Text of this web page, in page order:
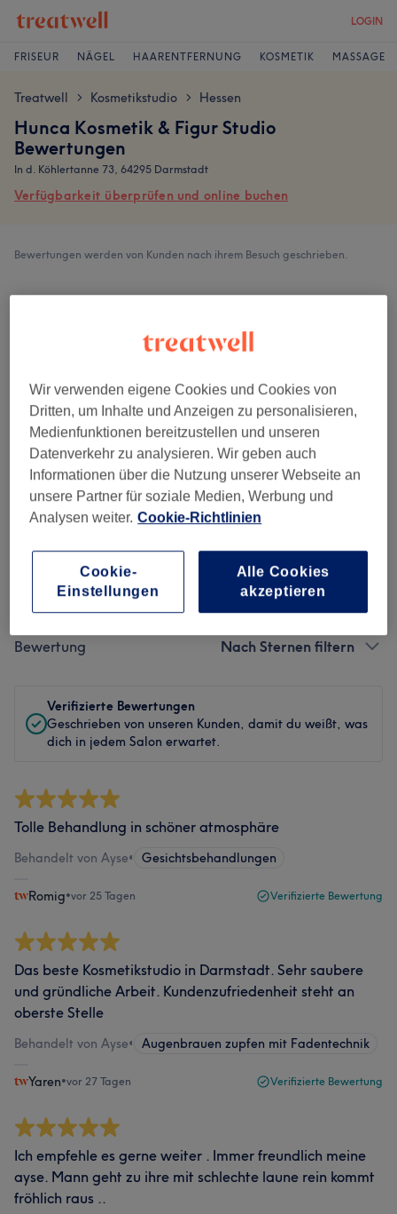
LOGIN
FRISEUR NÄGEL HAARENTFERNUNG KOSMETIK MASSAGE
Treatwell > Kosmetikstudio > Hessen
Hunca Kosmetik & Figur Studio
Bewertungen
In d. Köhlertanne 73, 64295 Darmstadt
Verfügbarkeit überprüfen und online buchen
Bewertungen werden von Kunden nach ihrem Besuch geschrieben.
Sauberkeit
Service
Bewertungen filtern
Behandlung Alle Bewertungen
Bewertung Nach Sternen filtern
Verifizierte Bewertungen
Geschrieben von unseren Kunden, damit du weißt, was
dich in jedem Salon erwartet.
Tolle Behandlung in schöner atmosphäre
Behandelt von Ayse• Gesichtsbehandlungen
Romig•vor 25 Tagen Verifizierte Bewertung
Das beste Kosmetikstudio in Darmstadt. Sehr saubere
und gründliche Arbeit. Kundenzufriedenheit steht an
oberste Stelle
Behandelt von Ayse• Augenbrauen zupfen mit Fadentechnik
Yaren•vor 27 Tagen Verifizierte Bewertung
Ich empfehle es gerne weiter . Immer freundlich meine
ayse. Mann geht zu ihre mit schlechte laune rein kommt
fröhlich raus ..
Wir verwenden eigene Cookies und Cookies von
Dritten, um Inhalte und Anzeigen zu personalisieren,
Medienfunktionen bereitzustellen und unseren
Datenverkehr zu analysieren. Wir geben auch
Informationen über die Nutzung unserer Webseite an
unsere Partner für soziale Medien, Werbung und
Analysen weiter. Cookie-Richtlinien
Cookie-
Einstellungen
Alle Cookies
akzeptieren